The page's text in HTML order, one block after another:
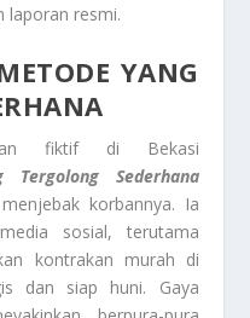
laporan resmi.
YANG
fiktif di Bekasi
Tergolong Sederhana
korbannya. Ia
sosial, terutama
kontrakan murah di
dan siap huni. Gaya